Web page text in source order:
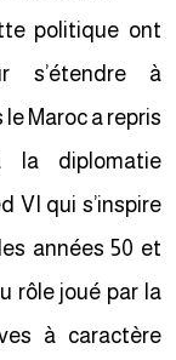
politique ont
s’étendre à
le Maroc a repris
la diplomatie
VI qui s’inspire
années 50 et
rôle joué par la
à caractère